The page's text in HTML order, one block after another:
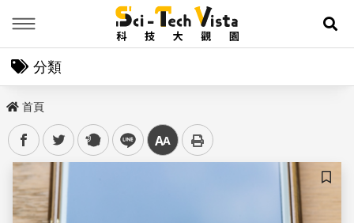
展
分類
首頁
facebooktwitter plurk line 中
儲存